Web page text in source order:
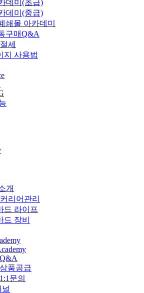
데미(초급)
데미(중급)
쇄몰 아카데미
구매Q&A
세
지 사용법
개
리어관리
드 라이프
드 장비
품공급
문의